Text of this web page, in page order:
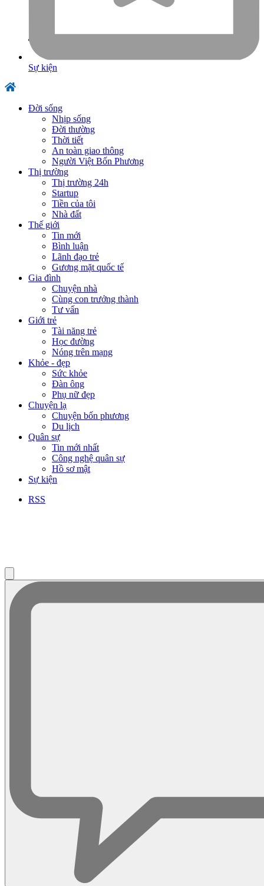
Sự kiện
Đời sống
Nhịp sống
Đời thường
Thời tiết
An toàn giao thông
Người Việt Bốn Phương
Thị trường
Thị trường 24h
Startup
Tiền của tôi
Nhà đất
Thế giới
Tin mới
Bình luận
Lãnh đạo trẻ
Gương mặt quốc tế
Gia đình
Chuyện nhà
Cùng con trưởng thành
Tư vấn
Giới trẻ
Tài năng trẻ
Học đường
Nóng trên mạng
Khỏe - đẹp
Sức khỏe
Đàn ông
Phụ nữ đẹp
Chuyện lạ
Chuyện bốn phương
Du lịch
Quân sự
Tin mới nhất
Công nghệ quân sự
Hồ sơ mật
Sự kiện
RSS